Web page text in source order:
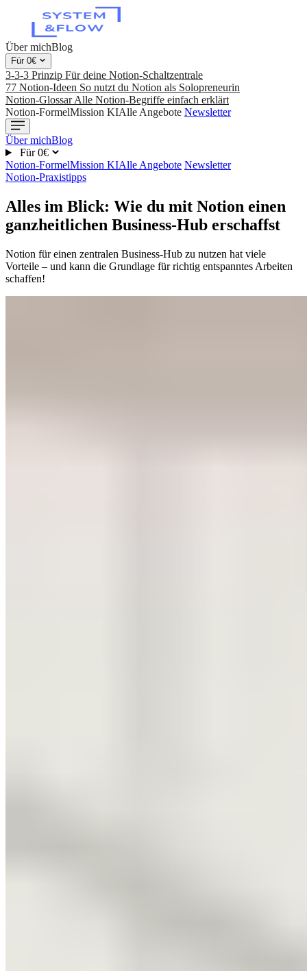
Über michBlog
Für 0€
3-3-3 Prinzip Für deine Notion-Schaltzentrale
77 Notion-Ideen So nutzt du Notion als Solopreneurin
Notion-Glossar Alle Notion-Begriffe einfach erklärt
Notion-FormelMission KIAlle Angebote Newsletter
Über michBlog
Für 0€
Notion-FormelMission KIAlle Angebote Newsletter
Notion-Praxistipps
Alles im Blick: Wie du mit Notion einen
ganzheitlichen Business-Hub erschaffst
Notion für einen zentralen Business-Hub zu nutzen hat viele
Vorteile – und kann die Grundlage für richtig entspanntes Arbeiten
schaffen!